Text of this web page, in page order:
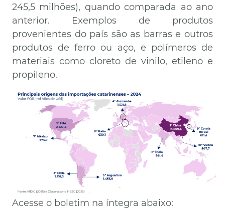
245,5 milhões), quando comparada ao ano
anterior. Exemplos de produtos
provenientes do país são as barras e outros
produtos de ferro ou aço, e polímeros de
materiais como cloreto de vinilo, etileno e
propileno.
Imagem
Acesse o boletim na íntegra abaixo: